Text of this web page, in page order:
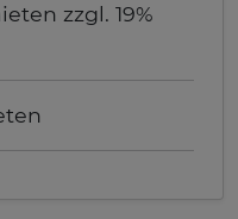
zzgl. 19%